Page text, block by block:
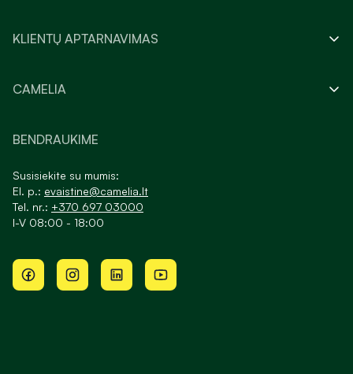
KLIENTŲ APTARNAVIMAS
CAMELIA
BENDRAUKIME
Susisiekite su mumis:
El. p.: evaistine@camelia.lt
Tel. nr.: +370 697 03000
I-V 08:00 - 18:00